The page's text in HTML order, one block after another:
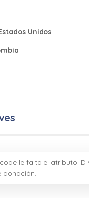
Unidos
le falta el atributo ID
donación.